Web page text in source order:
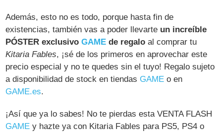
Además, esto no es todo, porque hasta fin de
existencias, también vas a poder llevarte un increíble
PÓSTER exclusivoGAME de regalo al comprar tu
Kitaria Fables, ¡sé de los primeros en aprovechar este
precio especial y no te quedes sin el tuyo! Regalo sujeto
a disponibilidad de stock en tiendas GAME o en
GAME.es.
¡Así que ya lo sabes! No te pierdas esta VENTA FLASH
GAME y hazte ya con Kitaria Fables para PS5, PS4 o